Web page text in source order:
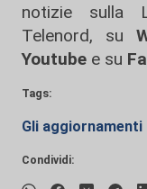
notizie sulla
Telenord, su
Youtube e su
Tags:
Gli aggiornamenti
Condividi: